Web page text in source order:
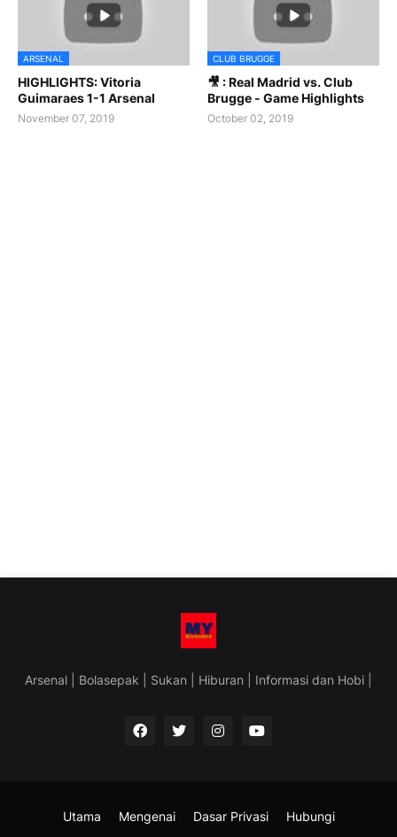
ARSENAL
HIGHLIGHTS: Vitoria
Guimaraes 1-1 Arsenal
November 07, 2019
CLUB BRUGGE
🎥 : Real Madrid vs. Club
Brugge - Game Highlights
October 02, 2019
Arsenal | Bolasepak | Sukan | Hiburan | Informasi dan Hobi |
Utama Mengenai Dasar Privasi Hubungi